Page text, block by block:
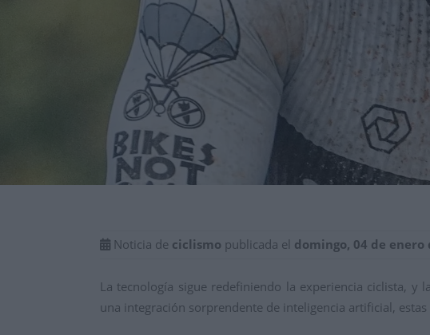
Noticia de ciclismo publicada el domingo, 04 de enero
La tecnología sigue redefiniendo la experiencia ciclista, y
una integración sorprendente de inteligencia artificial,